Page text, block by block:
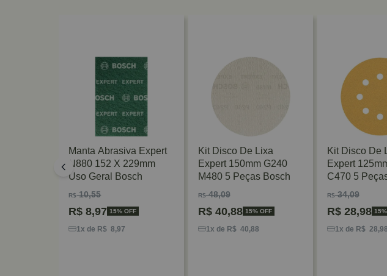
Manta Abrasiva Expert
N880 152 X 229mm
Uso Geral Bosch
R$10,55
R$ 8,97 15% OFF
1x de R$ 8,97
Kit Disco De Lixa
Expert 150mm G240
M480 5 Peças Bosch
R$48,09
R$40,88 15% OFF
1x de R$ 40,88
Kit Disco De
Expert
C470 5
R$34,09
R$28,98
1x de R$ 28,98